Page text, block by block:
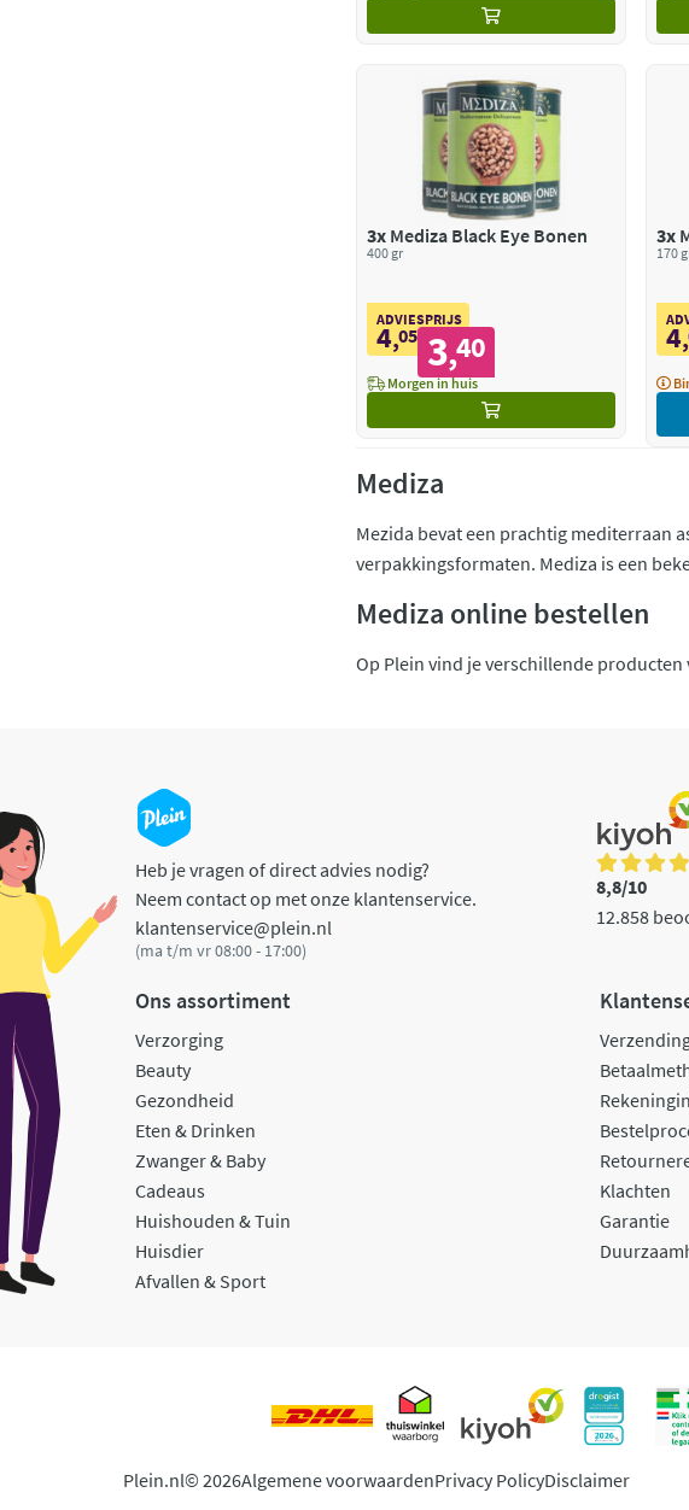
3xMediza Black Eye Bonen
400 gr
ADVIESPRIJS
4,05 3,40
Morgen in huis
3x
170
4,
Mediza
Mezida bevat een prachtig mediterraan
verpakkingsformaten. Mediza is een
Mediza online bestellen
Op Plein vind je verschillende producten
Heb je vragen of direct advies nodig?
Neem contact op met onze klantenservice.
klantenservice@plein.nl
(ma t/m vr 08:00 - 17:00)
8,8/10
12.858
Ons assortiment
Verzorging
Beauty
Gezondheid
Eten & Drinken
Zwanger & Baby
Cadeaus
Huishouden & Tuin
Huisdier
Afvallen & Sport
Klachten
Garantie
Plein.nl© 2026Algemene voorwaardenPrivacy PolicyDisclaimer